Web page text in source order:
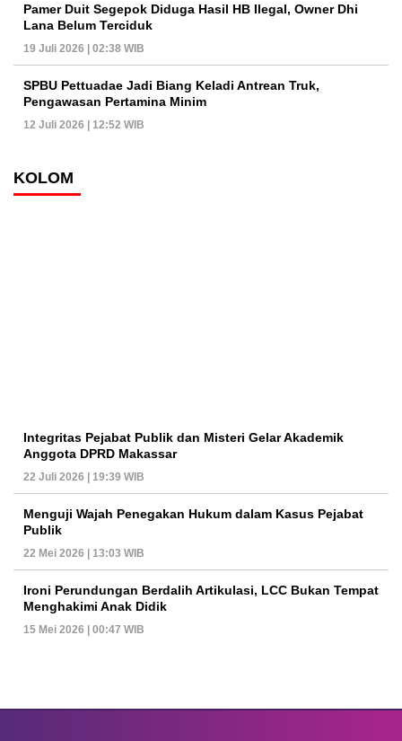
Pamer Duit Segepok Diduga Hasil HB Ilegal, Owner Dhi
Lana Belum Terciduk
19 Juli 2026 | 02:38 WIB
SPBU Pettuadae Jadi Biang Keladi Antrean Truk,
Pengawasan Pertamina Minim
12 Juli 2026 | 12:52 WIB
KOLOM
Integritas Pejabat Publik dan Misteri Gelar Akademik
Anggota DPRD Makassar
22 Juli 2026 | 19:39 WIB
Menguji Wajah Penegakan Hukum dalam Kasus Pejabat
Publik
22 Mei 2026 | 13:03 WIB
Ironi Perundungan Berdalih Artikulasi, LCC Bukan Tempat
Menghakimi Anak Didik
15 Mei 2026 | 00:47 WIB